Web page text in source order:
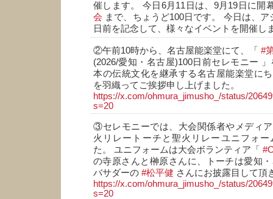
催します。 今日6月11日は、9月19日に開
会 まで、ちょうど100日です。 今日は、
日前を記念して、様々なイベントを開催し
②午前10時から、名古屋能楽堂にて、「 #
(2026/愛知・名古屋)100日前セレモニー
本の伝統文化を継承する名古屋能楽堂に
を羽織ってご挨拶申し上げました。
https://x.com/ohmura_jimusho_/status/
s=20
③セレモニーでは、大会関係者やメディ
火リレートーチと聖火リレーユニフォ
た。 ユニフォームは大会ボランティア「
の寺原さんと榊原さんに、トーチは愛知
バサダーの #松平健 さんにお披露目して頂
https://x.com/ohmura_jimusho_/status/
s=20